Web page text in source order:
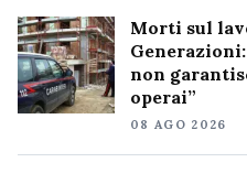
Morti sul
non
operai”
08 AGO 2026